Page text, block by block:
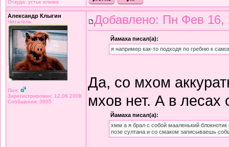
Откуда: устье илима
Александр Клыгин
Читатель
Пол:
Зарегистрирован: 12.06.2008
Сообщения: 3805
Добавлено: Пн Фев 16,
Йамаха писал(а):
я например как-то подходя по гребню к
Да, со мхом
мхов нет. А в лесах
Йамаха писал(а):
хмм а я брал с собой мааленький
позе султана и со смаком записываешь